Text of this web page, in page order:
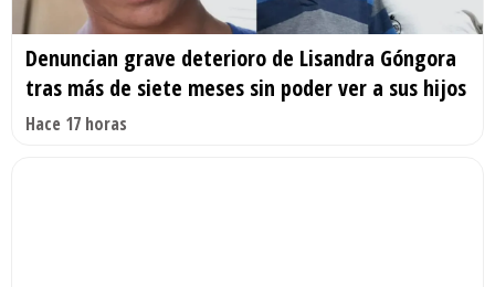
Denuncian grave deterioro de Lisandra Góngora
tras más de siete meses sin poder ver a sus hijos
Hace 17 horas